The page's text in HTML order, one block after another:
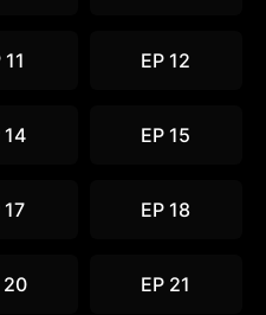
11 EP 12
14 EP 15
17 EP 18
20 EP 21